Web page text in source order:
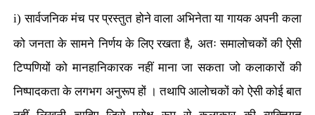
i)सार्वजनिक मंच पर प्रस्तुत होने वाला अभिनेता या गायक अपनी कला
को जनता के सामने निर्णय के लिए रखता है, अतः समालोचकों की ऐसी
टिप्पणियों को मानहानिकारक नहीं माना जा सकता जो कलाकारों की
निष्पादकता के लगभग अनुरूप हों । तथापि आलोचकों को ऐसी कोई बात